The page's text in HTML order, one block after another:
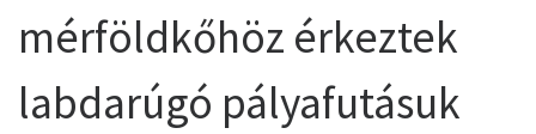
mérföldkőhöz érkeztek
labdarúgó pályafutásuk